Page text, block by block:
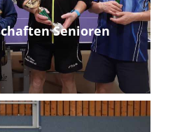
Senioren